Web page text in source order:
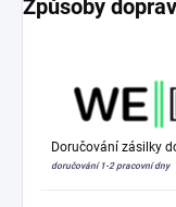
Způsoby
Doručování zásilky
doručování 1-2 pracovní dny